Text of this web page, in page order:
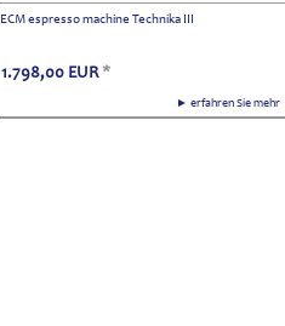
ECM espresso machine Technika III
► erfahren Sie
1.798,00 EUR *